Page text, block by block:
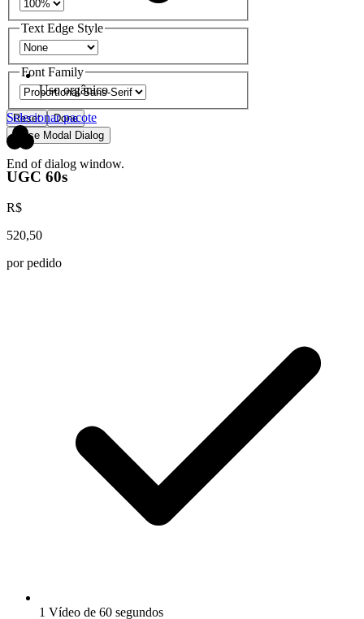
Text Edge Style
Font Family
Reset
Done
Close Modal Dialog
End of dialog window.
Uso orgânico
Selecionar pacote
UGC 60s
R$
520,50
por pedido
1 Vídeo de 60 segundos